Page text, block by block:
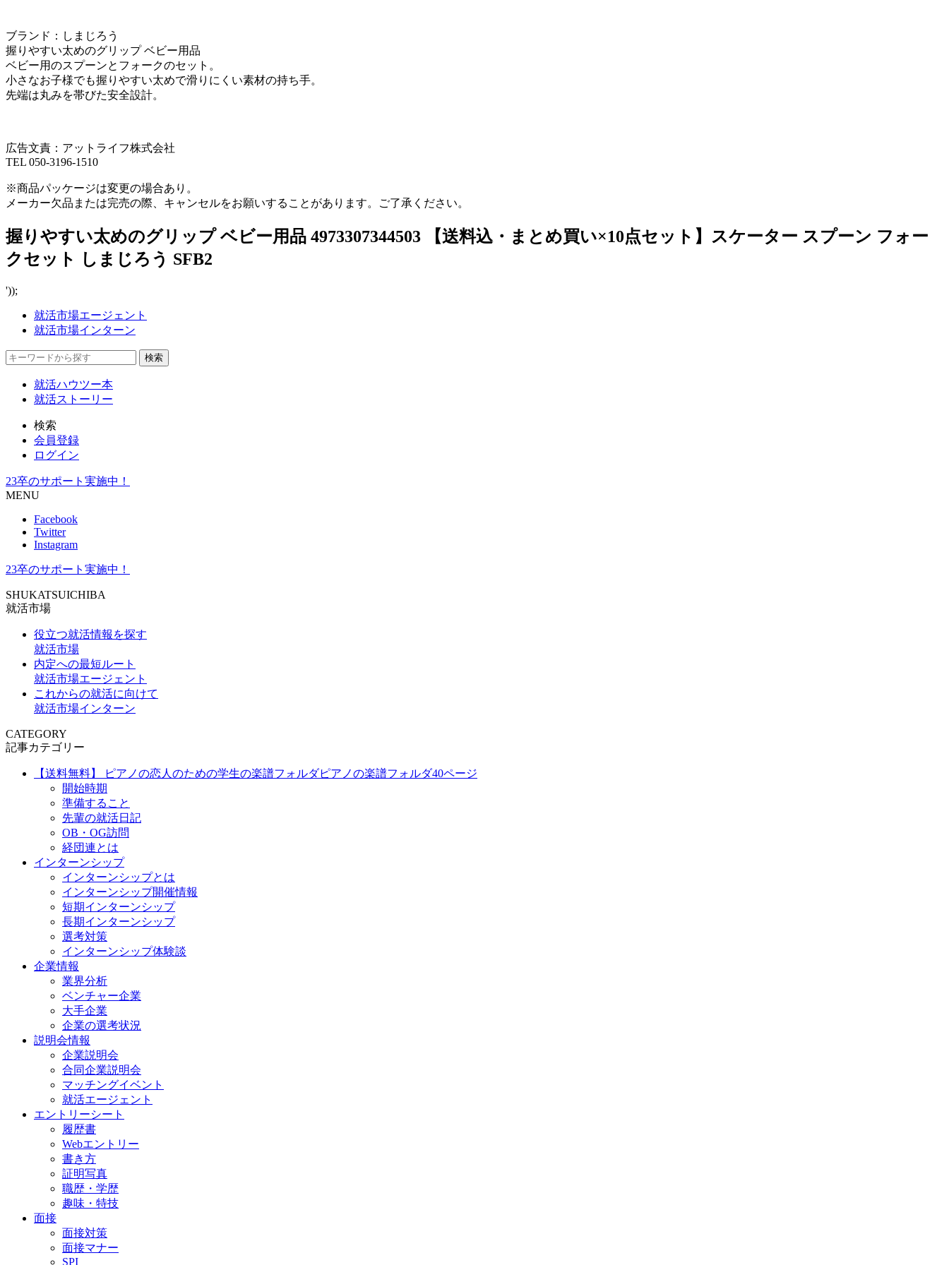
ブランド：しまじろう
握りやすい太めのグリップ ベビー用品
ベビー用のスプーンとフォークのセット。
小さなお子様でも握りやすい太めで滑りにくい素材の持ち手。
先端は丸みを帯びた安全設計。
広告文責：アットライフ株式会社
TEL 050-3196-1510
※商品パッケージは変更の場合あり。
メーカー欠品または完売の際、キャンセルをお願いすることがあります。ご了承ください。
握りやすい太めのグリップ ベビー用品 4973307344503 【送料込・まとめ買い×10点セット】スケーター スプーン フォー
クセット しまじろう SFB2
'));
就活市場エージェント
就活市場インターン
検索
就活ハウツー本
就活ストーリー
検索
会員登録
ログイン
23卒のサポート実施中！
MENU
Facebook
Twitter
Instagram
23卒のサポート実施中！
SHUKATSUICHIBA
就活市場
役立つ就活情報を探す
就活市場
内定への最短ルート
就活市場エージェント
これからの就活に向けて
就活市場インターン
CATEGORY
記事カテゴリー
【送料無料】 ピアノの恋人のための学生の楽譜フォルダピアノの楽譜フォルダ40ページ
開始時期
準備すること
先輩の就活日記
OB・OG訪問
経団連とは
インターンシップ
インターンシップとは
インターンシップ開催情報
短期インターンシップ
長期インターンシップ
選考対策
インターンシップ体験談
企業情報
業界分析
ベンチャー企業
大手企業
企業の選考状況
説明会情報
企業説明会
合同企業説明会
マッチングイベント
就活エージェント
エントリーシート
履歴書
Webエントリー
書き方
証明写真
職歴・学歴
趣味・特技
面接
面接対策
面接マナー
SPI